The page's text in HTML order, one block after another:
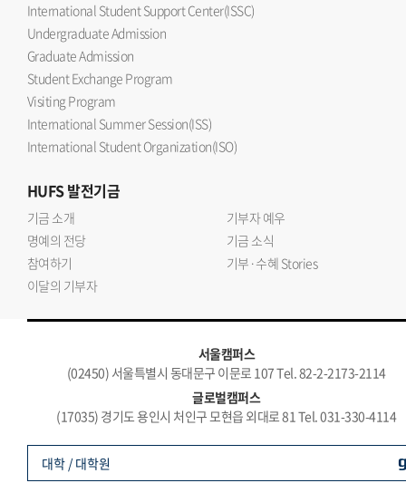
International Student Support Center(ISSC)
Undergraduate Admission
Graduate Admission
Student Exchange Program
Visiting Program
International Summer Session(ISS)
International Student Organization(ISO)
HUFS발전기금
기금 소개
기부자 예우
명예의 전당
기금 소식
참여하기
기부·수혜 Stories
이달의 기부자
서울캠퍼스
(02450) 서울특별시 동대문구 이문로 107 Tel. 82-2-2173-2114
글로벌캠퍼스
(17035) 경기도 용인시 처인구 모현읍 외대로 81 Tel. 031-330-4114
대학 / 대학원